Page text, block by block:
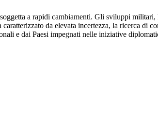
a rapidi cambiamenti. Gli sviluppi
da elevata incertezza, la ricerca di
e dai Paesi impegnati nelle iniziative